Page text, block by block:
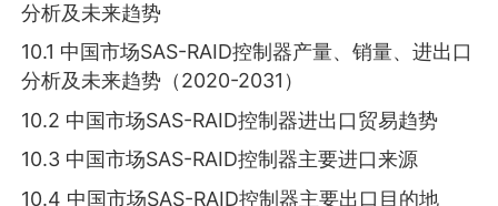
分析及未来趋势
10.1 中国市场SAS-RAID控制器产量、销量、进出口
分析及未来趋势（2020-2031）
10.2 中国市场SAS-RAID控制器进出口贸易趋势
10.3 中国市场SAS-RAID控制器主要进口来源
10.4 中国市场SAS-RAID控制器主要出口目的地